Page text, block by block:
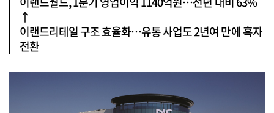
↑
이랜드리테일 구조 효율화…유통 사업도 2년여 만에 흑자
전환